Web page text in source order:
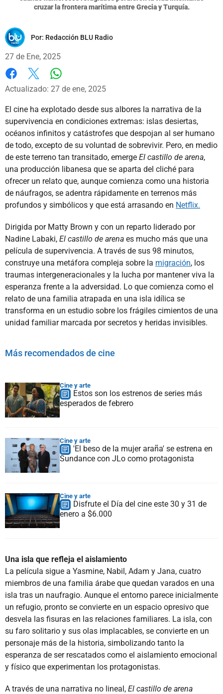
cruzar la frontera marítima entre Grecia y Turquía.
Por: Redacción BLU Radio
27 de Ene, 2025
Facebook
X
Actualizado: 27 de ene, 2025
El cine ha explotado desde sus albores la narrativa de la
supervivencia en condiciones extremas: islas desiertas,
océanos infinitos y catástrofes que despojan al ser humano
de todo, excepto de su voluntad de sobrevivir. Pero, en medio
de este terreno tan transitado, emerge El castillo de arena,
una producción libanesa que se aparta del cliché para
ofrecer un relato que, aunque comienza como una historia
de náufragos, se adentra rápidamente en terrenos más
profundos y simbólicos y que está arrasando en Netflix.
Dirigida por Matty Brown y con un reparto liderado por
Nadine Labaki, El castillo de arena es mucho más que una
película de supervivencia. A través de sus 98 minutos,
construye una metáfora compleja sobre la migración, los
traumas intergeneracionales y la lucha por mantener viva la
esperanza frente a la adversidad. Lo que comienza como el
relato de una familia atrapada en una isla idílica se
transforma en un estudio sobre los frágiles cimientos de una
unidad familiar marcada por secretos y heridas invisibles.
Más recomendados de cine
Cine y arte
Estos son los estrenos de series más
esperados de febrero
Cine y arte
'El beso de la mujer araña' se estrena en
Sundance con JLo como protagonista
Cine y arte
Disfrute el Día del cine este 30 y 31 de
enero a $6.000
Una isla que refleja el aislamiento
La película sigue a Yasmine, Nabil, Adam y Jana, cuatro
miembros de una familia árabe que quedan varados en una
isla tras un naufragio. Aunque el entorno parece inicialmente
un refugio, pronto se convierte en un espacio opresivo que
desvela las fisuras en las relaciones familiares. La isla, con
su faro solitario y sus olas implacables, se convierte en un
personaje más de la historia, simbolizando tanto la
esperanza de ser rescatados como el aislamiento emocional
y físico que experimentan los protagonistas.
A través de una narrativa no lineal, El castillo de arena